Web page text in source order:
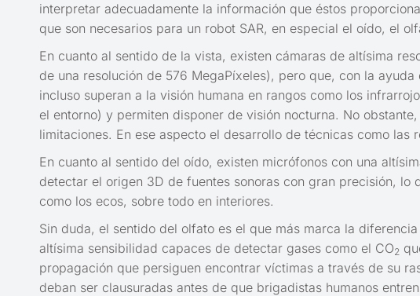
interpretar adecuadamente la información que éstos
que son necesarios para un robot SAR, en especial el oído, el
En cuanto al sentido de la vista, existen cámaras de altísima
de una resolución de 576 MegaPíxeles), pero que, con la
incluso superan a la visión humana en rangos como los
el entorno) y permiten disponer de visión nocturna. No
limitaciones. En ese aspecto el desarrollo de técnicas como las
En cuanto al sentido del oído, existen micrófonos con una
detectar el origen 3D de fuentes sonoras con gran precisión,
como los ecos, sobre todo en interiores.
Sin duda, el sentido del olfato es el que más marca la
altísima sensibilidad capaces de detectar gases como el CO2
propagación que persiguen encontrar víctimas a través de su
deban ser clausuradas antes de que brigadistas humanos